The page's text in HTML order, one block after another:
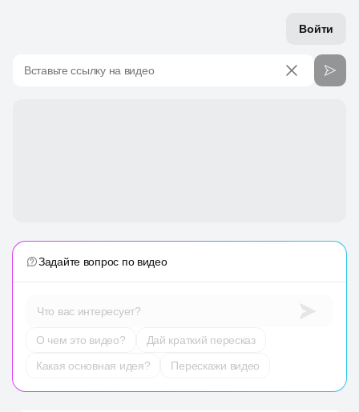
Войти
Вставьте ссылку на видео
Задайте вопрос по видео
Что вас интересует?
О чем это видео?
Дай краткий пересказ
Какая основная идея?
Перескажи видео